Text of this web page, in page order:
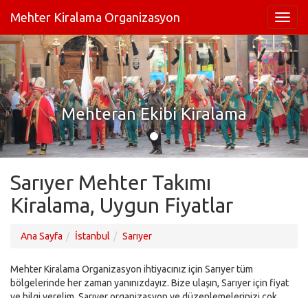
Mehter Kiralama Organizasyon
Mehteran Ekibi Kiralama
Sarıyer Mehter Takımı
Kiralama, Uygun Fiyatlar
Ana Sayfa İstanbul Sarıyer
Mehter Kiralama Organizasyon ihtiyacınız için Sarıyer tüm
bölgelerinde her zaman yanınızdayız. Bize ulaşın, Sarıyer için fiyat